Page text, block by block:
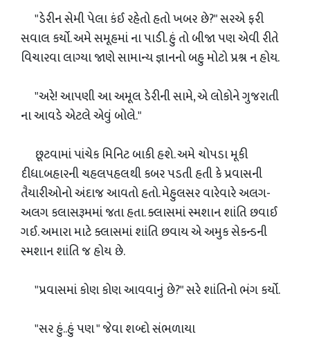
"ડેરીન સેમી પેલા કંઈ રહેતો હતો ખબર છે?" સરએ ફરી
સવાલ કર્યો. અમે સમૂહમાં ના પાડી. હું તો બીજા પણ એવી રીતે
વિચારવા લાગ્યા જાણે સામાન્ય જ્ઞાનનો બહુ મોટો પ્રશ્ન ન હોય.
"અરે! આપણી આ અમૂલ ડેરીની સામે, એ લોકોને ગુજરાતી
ના આવડે એટલે એવું બોલે."
છૂટવામાં પાંચેક મિનિટ બાકી હશે. અમે ચોપડા મૂકી
દીધા.બહારની ચહલપહલથી કબર પડતી હતી કે પ્રવાસની
તૈયારીઓનો અંદાજ આવતો હતો. મેહુલસર વારેવારે અલગ-
અલગ કલાસરૂમમાં જતા હતા. ક્લાસમાં સ્મશાન શાંતિ છવાઈ
ગઈ. અમારા માટે ક્લાસમાં શાંતિ છવાય એ અમુક સેકન્ડની
સ્મશાન શાંતિ જ હોય છે.
"પ્રવાસમાં કોણ કોણ આવવાનું છે?" સરે શાંતિનો ભંગ કર્યો.
"સર હું..હું પણ " જેવા શબ્દો સંભળાયા